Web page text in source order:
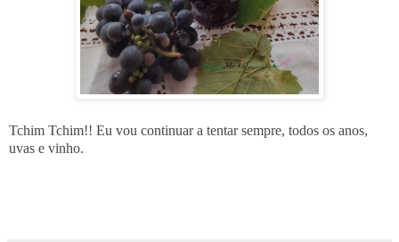
Tchim Tchim!! Eu vou continuar a tentar sempre, todos os anos,
uvas e vinho.